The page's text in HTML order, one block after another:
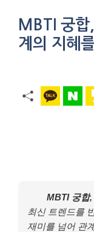
MBTI 궁
계의 지혜
MBTI 궁합
최신 트렌드를
재미를 넘어 관